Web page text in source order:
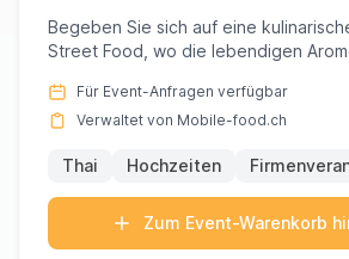
Begeben Sie sich auf eine
Street Food, wo die lebendigen
Für Event-Anfragen verfügbar
Verwaltet von Mobile-food.ch
Thai Hochzeiten
Zum Event-Warenkorb